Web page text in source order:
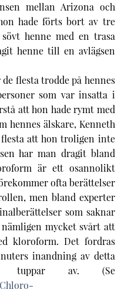
mellan Arizona och
hade förts bort av tre
henne med en trasa
henne till en avlägsen
flesta trodde på hennes
som var insatta i
att hon hade rymt med
hennes älskare, Kenneth
att hon troligen inte
har man dragit bland
är ett osannolikt
ofta berättelser
men bland experter
som saknar
mycket svårt att
kloroform. Det fordras
inandning av detta
tuppar av. (Se